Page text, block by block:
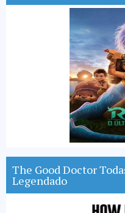
The Good Doctor
Legendado